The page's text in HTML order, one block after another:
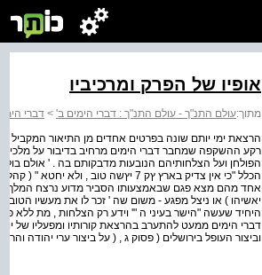
אופיו של הפרק ומרכיביו
מתוך:עולם התנ"ך - עולם התנ"ך : דברי הימים ב' > דברי
הרצאת ימי יותם שונה בפרטים אחדים מן התיאור המקביל
רקע ההשקפה שמחבר דברי הימים מרחיב בדיבור על
הפולחן ועל הצלחותיהם הנובעות מדבקותם בה . ' אולם
הכלל "כי אין צדיק בארץ ץק 7 יץשה
אחד מהם מצא פגם שבאמצעותו הסביר מדוע נרצח המלך (
יאשיהו ) או ניצל מפגע - משום שה ' זכר לו את מעשיו
היחיד שעשה "הישר בעיני ה "' וידע רק הצלחות , מת ללא
דברי הימים ממעט להתערב בהרצאת קורותיו ומפעליו של
וביצור העופל בירושלים ( פסוק ג , ( על ביצור ערי יהודה